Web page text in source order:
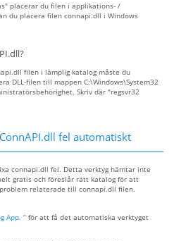
placerar du filen i applikations- /
du placera filen connapi.dll i Windows
filen i lämplig katalog måste du
DLL-filen till mappen C:\Windows\System32
Skriv där "regsvr32
fel automatiskt
connapi.dll fel. Detta verktyg hämtar inte
gratis och föreslår rätt katalog för att
relaterade till connapi.dll filen.
App. ” för att få det automatiska verktyget